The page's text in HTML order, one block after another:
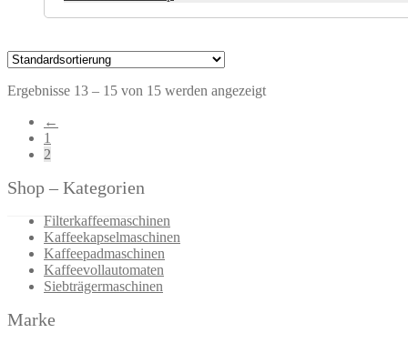
Ergebnisse 13 – 15 von 15 werden angezeigt
←
1
2
Shop – Kategorien
Filterkaffeemaschinen
Kaffeekapselmaschinen
Kaffeepadmaschinen
Kaffeevollautomaten
Siebträgermaschinen
Marke